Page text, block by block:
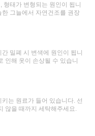
형태가 변형되는 원인이 됩니
그늘에서 자연건조를 권장
밀폐 시 변색에 원인이 됩니
인해 옷이 손상될 수 있습니
는 원료가 들어 있습니다. 선
않을 때까지 세탁해주세요.